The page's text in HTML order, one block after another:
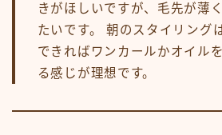
きがほしいですが、毛先が薄
たいです。 朝のスタイリング
できればワンカールかオイル
る感じが理想です。